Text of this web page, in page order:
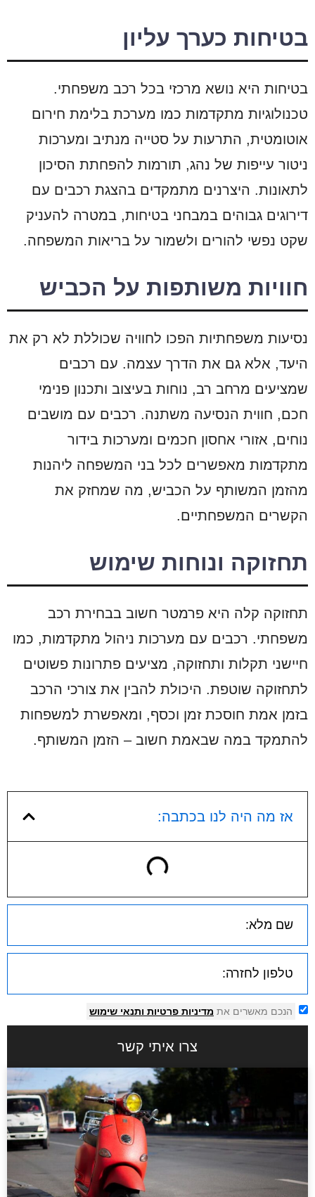
בטיחות כערך עליון
בטיחות היא נושא מרכזי בכל רכב משפחתי.
טכנולוגיות מתקדמות כמו מערכת בלימת חירום
אוטומטית, התרעות על סטייה מנתיב ומערכות
ניטור עייפות של נהג, תורמות להפחתת הסיכון
לתאונות. היצרנים מתמקדים בהצגת רכבים עם
דירוגים גבוהים במבחני בטיחות, במטרה להעניק
שקט נפשי להורים ולשמור על בריאות המשפחה.
חוויות משותפות על הכביש
נסיעות משפחתיות הפכו לחוויה שכוללת לא רק את
היעד, אלא גם את הדרך עצמה. עם רכבים
שמציעים מרחב רב, נוחות בעיצוב ותכנון פנימי
חכם, חווית הנסיעה משתנה. רכבים עם מושבים
נוחים, אזורי אחסון חכמים ומערכות בידור
מתקדמות מאפשרים לכל בני המשפחה ליהנות
מהזמן המשותף על הכביש, מה שמחזק את
הקשרים המשפחתיים.
תחזוקה ונוחות שימוש
תחזוקה קלה היא פרמטר חשוב בבחירת רכב
משפחתי. רכבים עם מערכות ניהול מתקדמות, כמו
חיישני תקלות ותחזוקה, מציעים פתרונות פשוטים
לתחזוקה שוטפת. היכולת להבין את צורכי הרכב
בזמן אמת חוסכת זמן וכסף, ומאפשרת למשפחות
להתמקד במה שבאמת חשוב – הזמן המשותף.
אז מה היה לנו בכתבה:
הנכם מאשרים את מדיניות פרטיות ותנאי שימוש
צרו איתי קשר